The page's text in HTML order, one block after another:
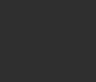
の確認手順も解説